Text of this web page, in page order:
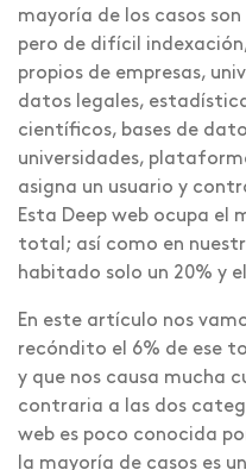
mayoría de los casos
pero de difícil
propios de empresas,
datos legales,
científicos, bases de
universidades,
asigna un usuario y
Esta Deep web ocupa el
total; así como en
habitado solo un 20% y
En este artículo nos
recóndito el 6% de ese
y que nos causa mucha
contraria a las dos
web es poco conocida
la mayoría de casos es